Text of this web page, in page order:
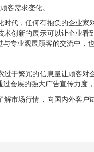
客需求变化。
代，任何有抱负的企业
创新的展示可以让企业
专业观展顾客的交流中
于繁冗的信息量让顾客
会展的强大广告宣传力度
市场行情，向国内外客